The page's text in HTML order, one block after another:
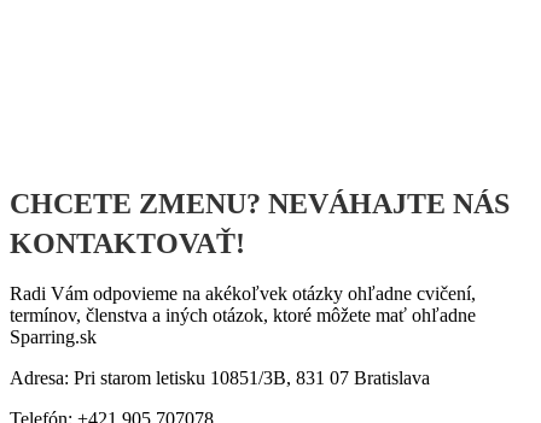
CHCETE ZMENU? NEVÁHAJTE NÁS
KONTAKTOVAŤ!
Radi Vám odpovieme na akékoľvek otázky ohľadne cvičení,
termínov, členstva a iných otázok, ktoré môžete mať ohľadne
Sparring.sk
Adresa: Pri starom letisku 10851/3B, 831 07 Bratislava
Telefón: +421 905 707078